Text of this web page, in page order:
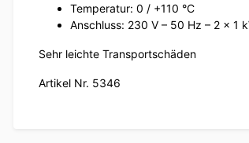
Temperatur: 0 / +110 °C
Anschluss: 230 V – 50 Hz – 2 x 1
Sehr leichte Transportschäden
Artikel Nr. 5346